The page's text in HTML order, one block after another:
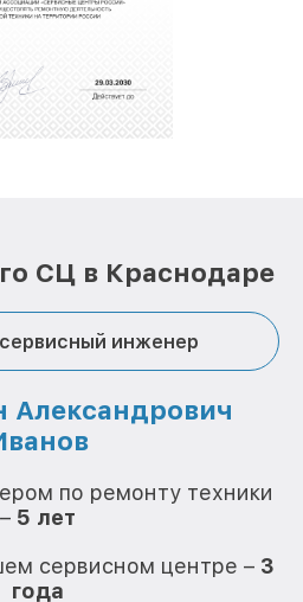
и бесплатно.
и обрели отличную
совершенствуемся и
СЦ в Краснодаре
инженер
Александрович
по ремонту техники
– 5 лет
сервисном центре – 3
года